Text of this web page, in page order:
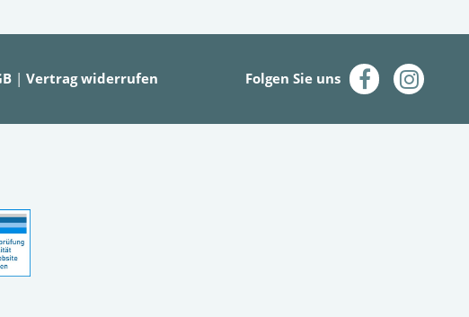
| Vertrag widerrufen Folgen Sie uns